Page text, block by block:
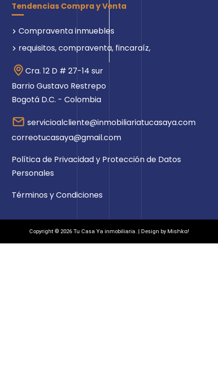
Tendencias Compra y Venta
Compraventa inmuebles
requisitos, compraventa, fincaraíz,
Cra. 12 D # 27-14 sur
Barrio Gustavo Restrepo
Bogotá D.C. - Colombia
servicioalcliente@inmobiliariatucasaya.com
correotucasaya@gmail.com
Política de Privacidad y Protección de Datos
Personales
Términos y Condiciones
Copyright © 2026 Tu Casa Ya inmobiliaria. | Design by Mishka!